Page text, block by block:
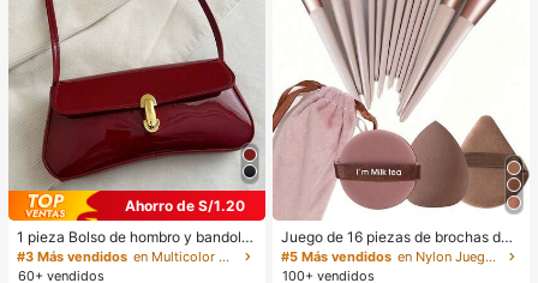
Ahorro de S/1.20
1 pieza Bolso de hombro y bandoler
a de cuero sintético aceitado retro
para mujer, adecuado para citas, sa
#3 Más vendidos
en Multicolor Bolsos De Hombro De Mujer
60+ vendidos
Juego de 16 piezas de brochas de
maquillaje que incluye 13 brochas
de maquillaje, 1 esponja de maquill
#5 Más vendidos
en Nylon Juegos De Pinceles
100+ vendidos